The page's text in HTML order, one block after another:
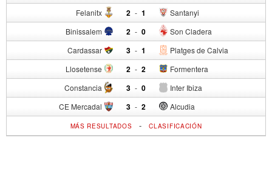
Felanitx 2 - Santanyi
1
Binissalem 2 - Son Cladera
0
Cardassar 3 - Platges de Calvia
1
Llosetense 2 - Formentera
2
Constancia 3 - Inter Ibiza
0
CE Mercadal 3 - Alcudia
2
MÁS RESULTADOS -CLASIFICACIÓN